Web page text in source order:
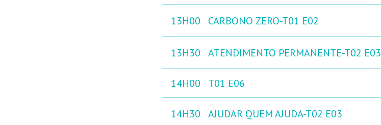
13H00 CARBONO ZERO-T01 E02
13H30 ATENDIMENTO PERMANENTE-T02 E03
14H00 T01 E06
14H30 AJUDAR QUEM AJUDA-T02 E03